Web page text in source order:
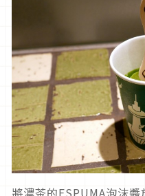
將濃茶的ESPUMA泡沫